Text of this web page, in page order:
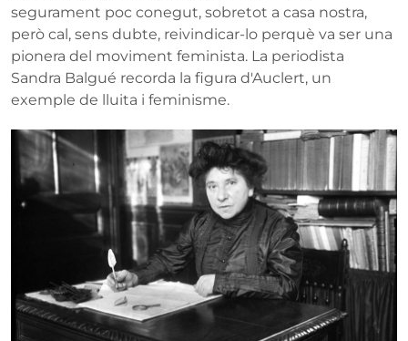
segurament poc conegut, sobretot a casa nostra,
però cal, sens dubte, reivindicar-lo perquè va ser una
pionera del moviment feminista. La periodista
Sandra Balgué recorda la figura d'Auclert, un
exemple de lluita i feminisme.